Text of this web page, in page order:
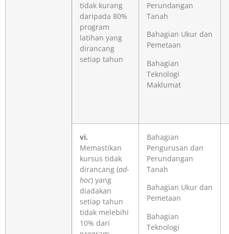
tidak kurang
daripada 80%
program
latihan yang
dirancang
setiap tahun
Perundangan
Tanah
Bahagian Ukur dan
Pemetaan
Bahagian
Teknologi
Maklumat
vi.
Memastikan
kursus tidak
dirancang (ad-
hoc) yang
diadakan
setiap tahun
tidak melebihi
10% dari
Bahagian
Pengurusan dan
Perundangan
Tanah
Bahagian Ukur dan
Pemetaan
Bahagian
Teknologi